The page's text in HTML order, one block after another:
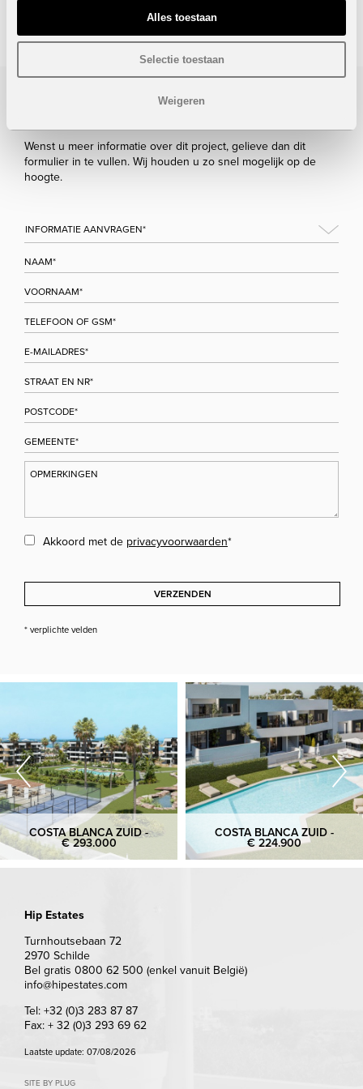
Alles toestaan
Selectie toestaan
Weigeren
STUUR NAAR EEN VRIEND
Bezoek/infoaanvraag
Wenst u meer informatie over dit project, gelieve dan dit
formulier in te vullen. Wij houden u zo snel mogelijk op de
hoogte.
Akkoord met de privacyvoorwaarden*
VERZENDEN
* verplichte velden
COSTA BLANCA ZUID -
€ 293.000
COSTA BLANCA ZUID -
€ 224.900
Hip Estates
Turnhoutsebaan 72
2970 Schilde
Bel gratis 0800 62 500 (enkel vanuit België)
info@hipestates.com
Tel: +32 (0)3 283 87 87
Fax: + 32 (0)3 293 69 62
Laatste update: 07/08/2026
SITE BY PLUG